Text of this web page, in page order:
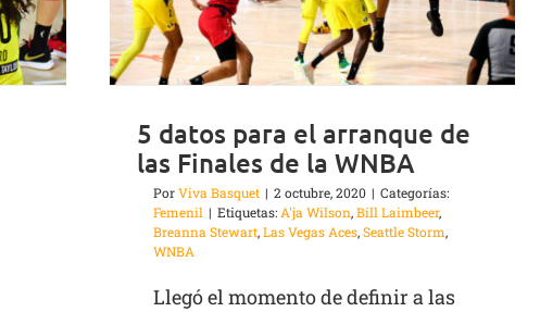
5 datos para el arranque de
las Finales de la WNBA
PorViva Basquet | 2 octubre, 2020 | Categorías:
Femenil | Etiquetas:A'ja Wilson,Bill Laimbeer,
Breanna Stewart,Las Vegas Aces,Seattle Storm,
WNBA
Llegó el momento de definir a las